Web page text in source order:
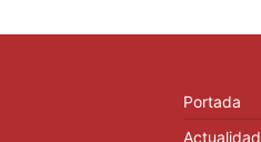
Portada
Actualidad